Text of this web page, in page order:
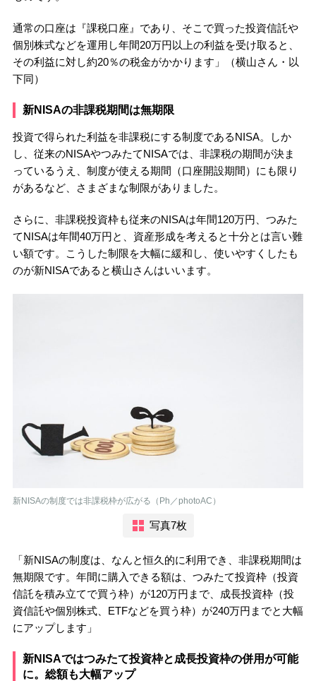
通常の口座は『課税口座』であり、そこで買った投資信託や
個別株式などを運用し年間20万円以上の利益を受け取ると、
その利益に対し約20％の税金がかかります」（横山さん・以
下同）
新NISAの非課税期間は無期限
投資で得られた利益を非課税にする制度であるNISA。しか
し、従来のNISAやつみたてNISAでは、非課税の期間が決ま
っているうえ、制度が使える期間（口座開設期間）にも限り
があるなど、さまざまな制限がありました。
さらに、非課税投資枠も従来のNISAは年間120万円、つみた
てNISAは年間40万円と、資産形成を考えると十分とは言い難
い額です。こうした制限を大幅に緩和し、使いやすくしたも
のが新NISAであると横山さんはいいます。
新NISAの制度では非課税枠が広がる（Ph／photoAC）
写真7枚
「新NISAの制度は、なんと恒久的に利用でき、非課税期間は
無期限です。年間に購入できる額は、つみたて投資枠（投資
信託を積み立てで買う枠）が120万円まで、成長投資枠（投
資信託や個別株式、ETFなどを買う枠）が240万円までと大幅
にアップします」
新NISAではつみたて投資枠と成長投資枠の併用が可能
に。総額も大幅アップ